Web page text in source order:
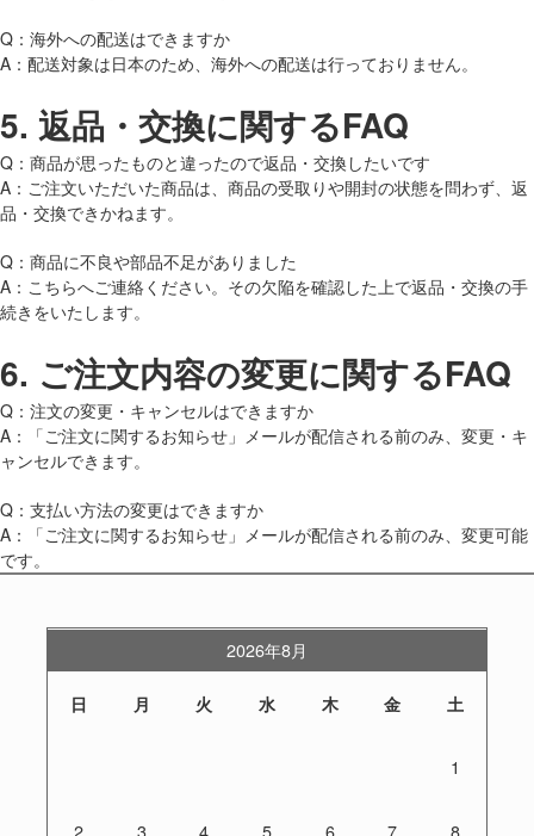
Q：海外への配送はできますか
A：配送対象は日本のため、海外への配送は行っておりません。
5. 返品・交換に関するFAQ
Q：商品が思ったものと違ったので返品・交換したいです
A：ご注文いただいた商品は、商品の受取りや開封の状態を問わず、返
品・交換できかねます。
Q：商品に不良や部品不足がありました
A：こちらへご連絡ください。その欠陥を確認した上で返品・交換の手
続きをいたします。
6. ご注文内容の変更に関するFAQ
Q：注文の変更・キャンセルはできますか
A：「ご注文に関するお知らせ」メールが配信される前のみ、変更・キ
ャンセルできます。
Q：支払い方法の変更はできますか
A：「ご注文に関するお知らせ」メールが配信される前のみ、変更可能
です。
2026年8月
日 月 火 水 木 金 土
1